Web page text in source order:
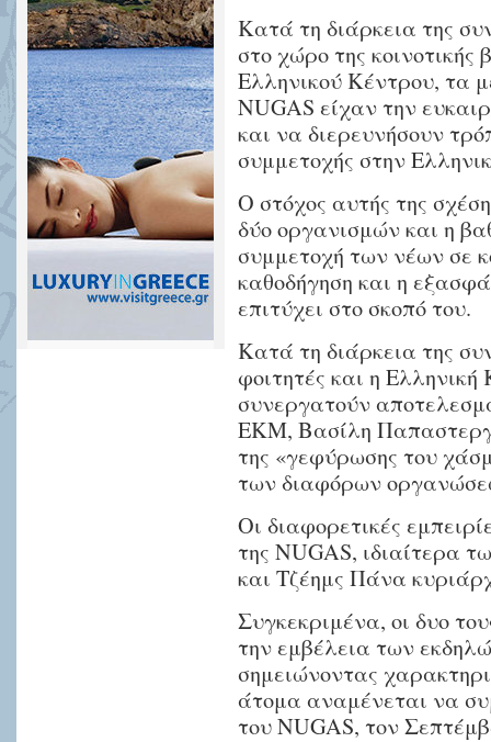
Κατά τη διάρκεια της
στο χώρο της κοινοτικής
Ελληνικού Κέντρου, τα
NUGAS είχαν την
και να διερευνήσουν
συμμετοχής στην
Ο στόχος αυτής της
δύο οργανισμών και η
συμμετοχή των νέων σε
καθοδήγηση και η
επιτύχει στο σκοπό του.
Κατά τη διάρκεια της
φοιτητές και η
συνεργατούν
ΕΚΜ, Βασίλη
της «γεφύρωσης του
των διαφόρων
Οι διαφορετικές
της NUGAS, ιδιαίτερα
και Τζέημς Πάνα
Συγκεκριμένα, οι δυο
την εμβέλεια των
σημειώνοντας
άτομα αναμένεται να
του NUGAS, τον